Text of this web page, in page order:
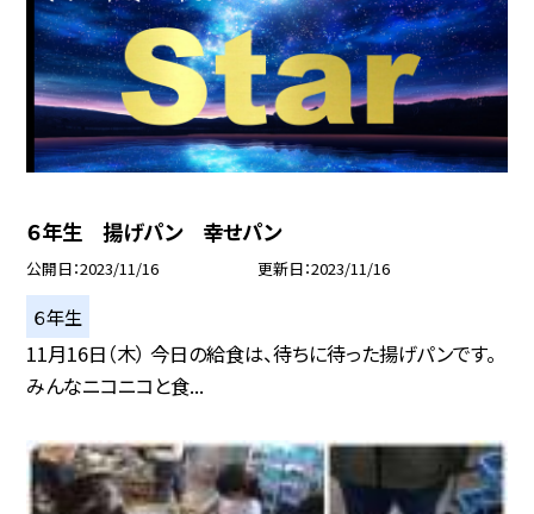
６年生 揚げパン 幸せパン
公開日 2023/11/16 更新日 2023/11/16
６年生
11月16日（木） 今日の給食は、待ちに待った揚げパンです。
みんなニコニコと食...